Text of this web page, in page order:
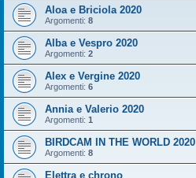
Aloa e Briciola 2020
Argomenti: 8
Alba e Vespro 2020
Argomenti: 2
Alex e Vergine 2020
Argomenti: 6
Annia e Valerio 2020
Argomenti: 1
BIRDCAM IN THE WORLD 2020
Argomenti: 8
Elettra e chrono